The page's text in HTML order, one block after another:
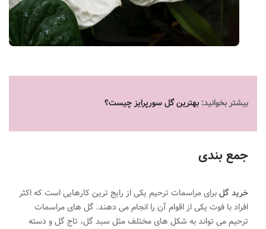
بیشتر بخوانید: بهترین گل سورپرایز چیست؟
جمع بندی
خرید گلبرای مراسمات ترحیم یکی از رایج ترین کارهایی است که اکثر
افراد با فوت یکی از اقوام آن را انجام می دهند. گل های مراسمات
ترحیم می تواند به شکل های مختلف مثل سبد گل، تاج گل و دسته